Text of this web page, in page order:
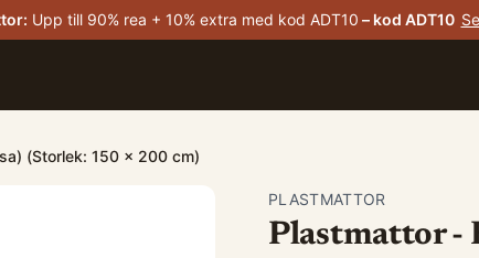
: Upp till 90% rea + 10% extra med kod ADT10 – kod ADT10
(Storlek: 150 x 200 cm)
PLASTMATTOR
Plastmattor -